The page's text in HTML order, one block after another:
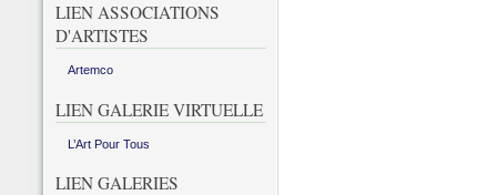
LIEN ASSOCIATIONS
D'ARTISTES
Artemco
LIEN GALERIE VIRTUELLE
L’Art Pour Tous
LIEN GALERIES